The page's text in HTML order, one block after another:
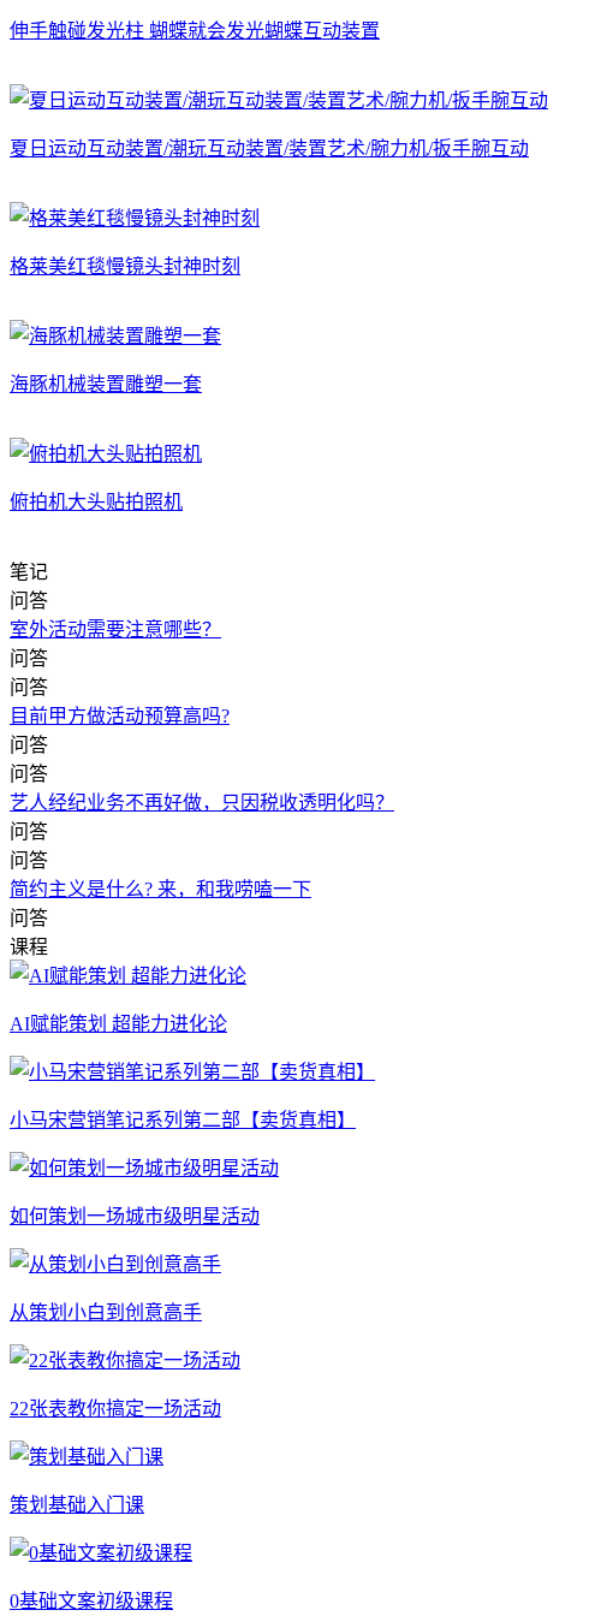
伸手触碰发光柱 蝴蝶就会发光蝴蝶互动装置
夏日运动互动装置/潮玩互动装置/装置艺术/腕力机/扳手腕互动
格莱美红毯慢镜头封神时刻
海豚机械装置雕塑一套
俯拍机大头贴拍照机
笔记
问答
室外活动需要注意哪些？
问答
问答
目前甲方做活动预算高吗?
问答
问答
艺人经纪业务不再好做，只因税收透明化吗？
问答
问答
简约主义是什么? 来，和我唠嗑一下
问答
课程
AI赋能策划 超能力进化论
小马宋营销笔记系列第二部【卖货真相】
如何策划一场城市级明星活动
从策划小白到创意高手
22张表教你搞定一场活动
策划基础入门课
0基础文案初级课程